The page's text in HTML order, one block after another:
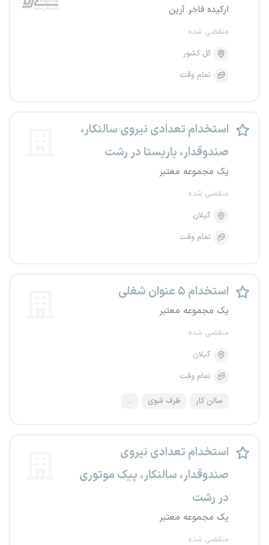
ارکیده فاخر آرین
منقضی شده
کل کشور
تمام وقت
استخدام تعدادی نیروی سالنکار،
صندوقدار، باریستا در رشت
یک مجموعه معتبر
منقضی شده
گیلان
تمام وقت
استخدام ۵ عنوان شغلی
یک مجموعه معتبر
منقضی شده
گیلان
تمام وقت
سالن کار ظرف شوی ...
استخدام تعدادی نیروی
صندوقدار، سالنکار، پیک موتوری
در رشت
یک مجموعه معتبر
منقضی شده